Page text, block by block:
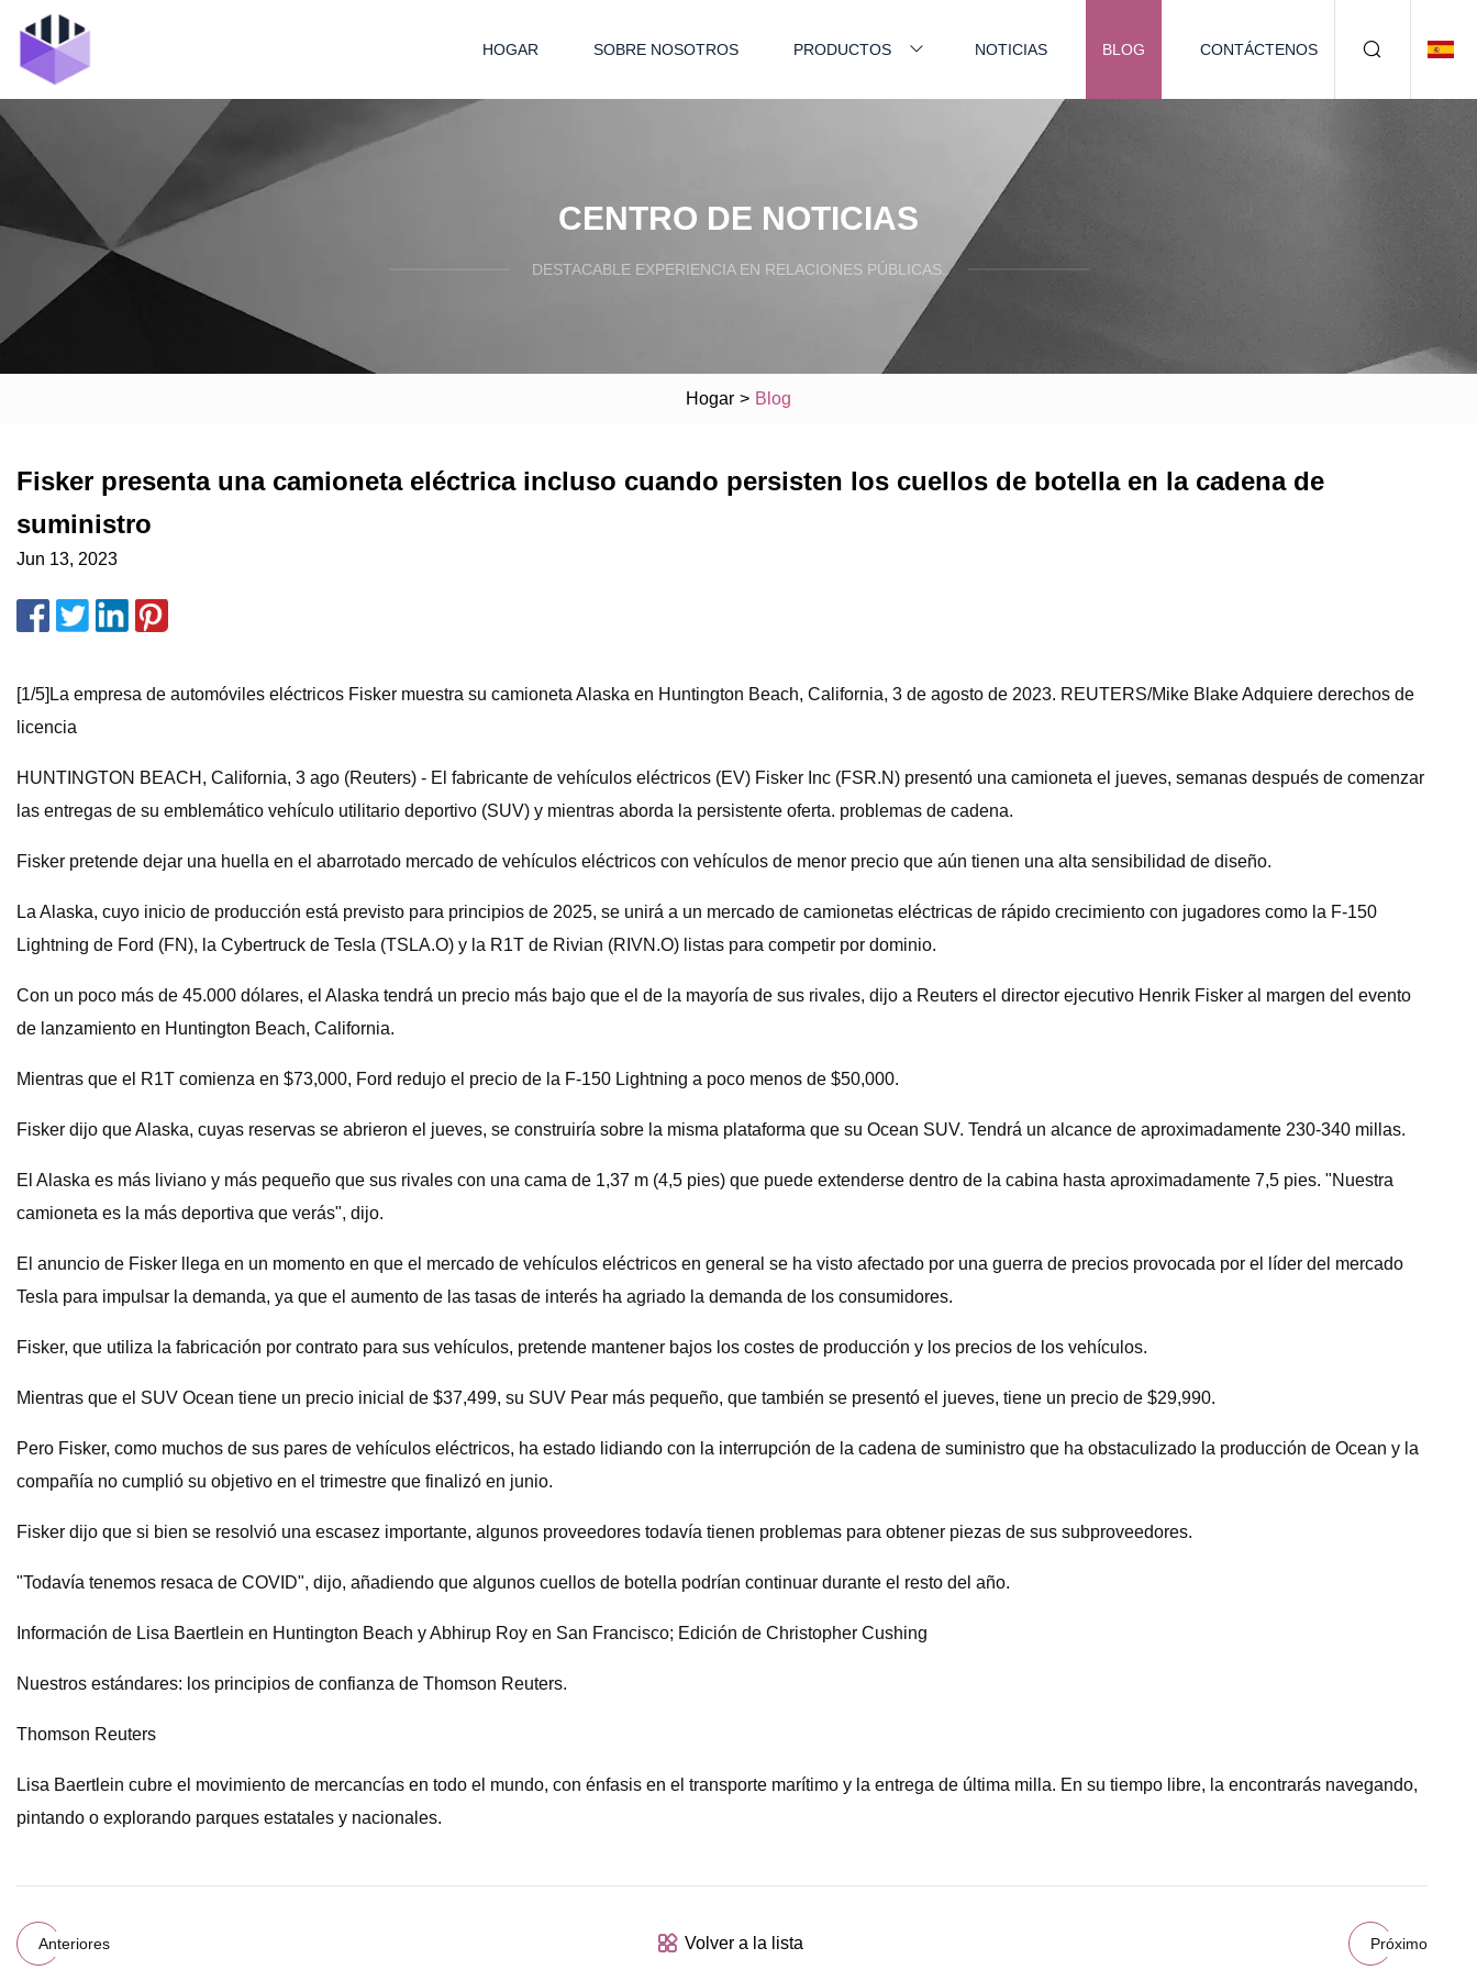
HOGAR SOBRE NOSOTROS PRODUCTOS NOTICIAS BLOG CONTÁCTENOS
CENTRO DE NOTICIAS
DESTACABLE EXPERIENCIA EN RELACIONES PÚBLICAS.
Hogar > Blog
Fisker presenta una camioneta eléctrica incluso cuando persisten los cuellos de botella en la cadena de
suministro
Jun 13, 2023
[1/5]La empresa de automóviles eléctricos Fisker muestra su camioneta Alaska en Huntington Beach, California, 3 de agosto de 2023. REUTERS/Mike Blake Adquiere derechos de
licencia
HUNTINGTON BEACH, California, 3 ago (Reuters) - El fabricante de vehículos eléctricos (EV) Fisker Inc (FSR.N) presentó una camioneta el jueves, semanas después de comenzar
las entregas de su emblemático vehículo utilitario deportivo (SUV) y mientras aborda la persistente oferta. problemas de cadena.
Fisker pretende dejar una huella en el abarrotado mercado de vehículos eléctricos con vehículos de menor precio que aún tienen una alta sensibilidad de diseño.
La Alaska, cuyo inicio de producción está previsto para principios de 2025, se unirá a un mercado de camionetas eléctricas de rápido crecimiento con jugadores como la F-150
Lightning de Ford (FN), la Cybertruck de Tesla (TSLA.O) y la R1T de Rivian (RIVN.O) listas para competir por dominio.
Con un poco más de 45.000 dólares, el Alaska tendrá un precio más bajo que el de la mayoría de sus rivales, dijo a Reuters el director ejecutivo Henrik Fisker al margen del evento
de lanzamiento en Huntington Beach, California.
Mientras que el R1T comienza en $73,000, Ford redujo el precio de la F-150 Lightning a poco menos de $50,000.
Fisker dijo que Alaska, cuyas reservas se abrieron el jueves, se construiría sobre la misma plataforma que su Ocean SUV. Tendrá un alcance de aproximadamente 230-340 millas.
El Alaska es más liviano y más pequeño que sus rivales con una cama de 1,37 m (4,5 pies) que puede extenderse dentro de la cabina hasta aproximadamente 7,5 pies. "Nuestra
camioneta es la más deportiva que verás", dijo.
El anuncio de Fisker llega en un momento en que el mercado de vehículos eléctricos en general se ha visto afectado por una guerra de precios provocada por el líder del mercado
Tesla para impulsar la demanda, ya que el aumento de las tasas de interés ha agriado la demanda de los consumidores.
Fisker, que utiliza la fabricación por contrato para sus vehículos, pretende mantener bajos los costes de producción y los precios de los vehículos.
Mientras que el SUV Ocean tiene un precio inicial de $37,499, su SUV Pear más pequeño, que también se presentó el jueves, tiene un precio de $29,990.
Pero Fisker, como muchos de sus pares de vehículos eléctricos, ha estado lidiando con la interrupción de la cadena de suministro que ha obstaculizado la producción de Ocean y la
compañía no cumplió su objetivo en el trimestre que finalizó en junio.
Fisker dijo que si bien se resolvió una escasez importante, algunos proveedores todavía tienen problemas para obtener piezas de sus subproveedores.
"Todavía tenemos resaca de COVID", dijo, añadiendo que algunos cuellos de botella podrían continuar durante el resto del año.
Información de Lisa Baertlein en Huntington Beach y Abhirup Roy en San Francisco; Edición de Christopher Cushing
Nuestros estándares: los principios de confianza de Thomson Reuters.
Thomson Reuters
Lisa Baertlein cubre el movimiento de mercancías en todo el mundo, con énfasis en el transporte marítimo y la entrega de última milla. En su tiempo libre, la encontrarás navegando,
pintando o explorando parques estatales y nacionales.
Anteriores Volver a la lista Próximo